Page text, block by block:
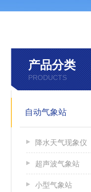
产品分类
PRODUCTS
自动气象站
降水天气现象仪
超声波气象站
小型气象站